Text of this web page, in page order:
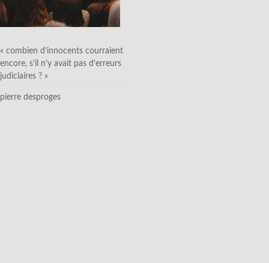
« combien d’innocents courraient
encore, s’il n’y avait pas d’erreurs
judiciaires ? »
pierre desproges